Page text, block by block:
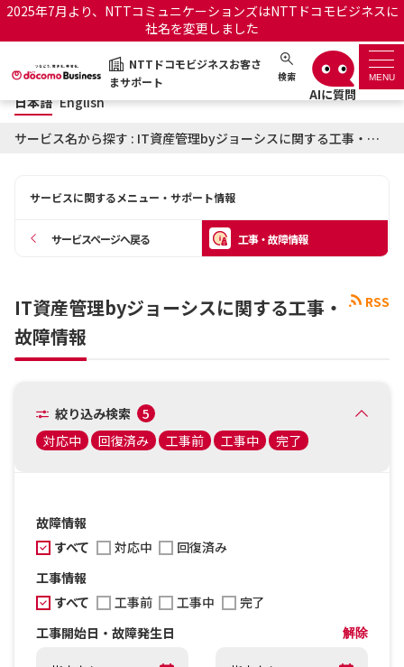
2025年7月より、NTTコミュニケーションズはNTTドコモビジネスに
社名を変更しました
NTTドコモビジネスお客さ
まサポート
検索 MENU
NTTドコモビジネスお客さまサポート 日本語 English
サポートトップ
OCNのお客さまはこちら
工事・故障情報通知サー
日本語 English
サービス名から探す : IT資産管理byジョーシスに関する工事・故障情報
サービスに関するメニュー・サポート情報
サービスページへ戻る 工事・故障情報
RSS
IT資産管理byジョーシスに関する工事・
故障情報
絞り込み検索
5
対応中
回復済み 工事前 工事中 完了
故障情報
すべて
対応中
回復済み
工事情報
すべて
工事前 工事中
完了
工事開始日・故障発生日
解除